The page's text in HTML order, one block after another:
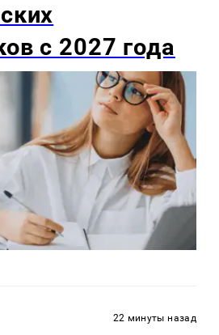
с 2027 года
22 минуты назад